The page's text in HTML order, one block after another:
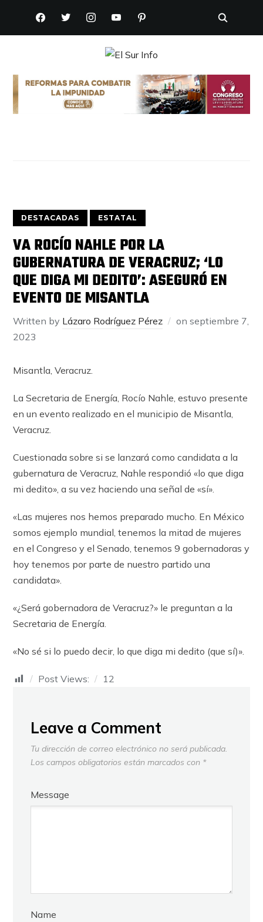
FACEBOOKTWITTERINSTAGRAMYOUTUBEPINTEREST
DESTACADAS ESTATAL
VA ROCÍO NAHLE POR LA
GUBERNATURA DE VERACRUZ; ‘LO
QUE DIGA MI DEDITO’: ASEGURÓ EN
EVENTO DE MISANTLA
Written by Lázaro Rodríguez Pérez onseptiembre 7,
2023
Misantla, Veracruz.
La Secretaria de Energía, Rocío Nahle, estuvo presente
en un evento realizado en el municipio de Misantla,
Veracruz.
Cuestionada sobre si se lanzará como candidata a la
gubernatura de Veracruz, Nahle respondió «lo que diga
mi dedito», a su vez haciendo una señal de «sí».
«Las mujeres nos hemos preparado mucho. En México
somos ejemplo mundial, tenemos la mitad de mujeres
en el Congreso y el Senado, tenemos 9 gobernadoras y
hoy tenemos por parte de nuestro partido una
candidata».
«¿Será gobernadora de Veracruz?» le preguntan a la
Secretaria de Energía.
«No sé si lo puedo decir, lo que diga mi dedito (que sí)».
Post Views: 12
Leave a Comment
Tu dirección de correo electrónico no será publicada.
Los campos obligatorios están marcados con *
Message
Name